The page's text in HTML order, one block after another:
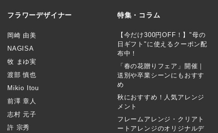
フラワーデザイナー
岡崎 由美
NAGISA
牧 まゆ実
渡部 慎也
Mikio Itou
前澤 章人
志村 元子
許 宗秀
特集・コラム
【今だけ300円OFF！】"母の
日ギフト"に使えるクーポン配
布中！
「春の花贈りフェア」開催｜
送別や卒業シーンにもおすす
め
秋におすすめ！人気アレンジ
メント
フレームアレンジ・クリアト
ートアレンジのオリジナルデ